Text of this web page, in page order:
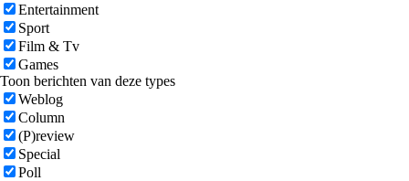
Entertainment
Sport
Film & Tv
Games
Toon berichten van deze types
Weblog
Column
(P)review
Special
Poll